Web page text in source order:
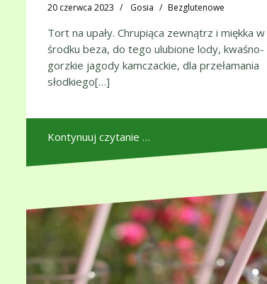
20 czerwca 2023 Gosia Bezglutenowe
Tort na upały. Chrupiąca zewnątrz i miękka w
środku beza, do tego ulubione lody, kwaśno-
gorzkie jagody kamczackie, dla przełamania
słodkiego[…]
Kontynuuj czytanie …